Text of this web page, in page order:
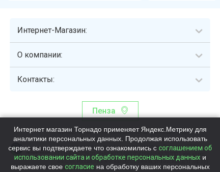
Интернет-Магазин:
О компании:
Контакты:
Пенза
Торнадо - интернет-гипермаркет, осуществляющий сборку,
выдачу и доставку готовых наборов продуктов питания.
Общество с ограниченной ответственностью «Торнадо» (ОГРН
1115837002819, ИНН/КПП 5837047684/583701001, юр. адрес:
440058, Россия, Пензенская обл., г. Пенза, ул.Бийская, д.1Г, оф.17)
Номер телефона +78003339713
Интернет магазин Торнадо применяет Яндекс.Метрику для
аналитики персональных данных. Продолжая использовать
сервис вы подтверждаете что ознакомились с соглашением об
использовании сайта и обработке персональных данныхи
выражаете свое согласие на обработку ваших персональных